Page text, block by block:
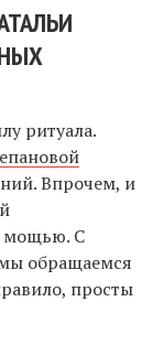
ритуала.
Впрочем, и
мощью. С
обращаемся
просты